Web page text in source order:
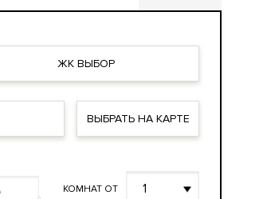
ЖК ВЫБОР
ВЫБРАТЬ НА КАРТЕ
КОМНАТ ОТ 1